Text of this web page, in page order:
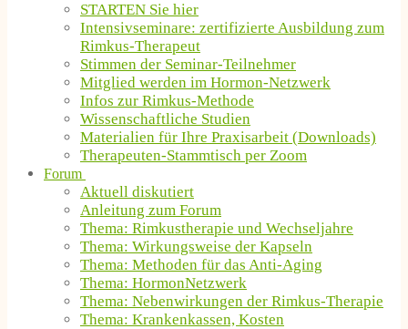
STARTEN Sie hier
Intensivseminare: zertifizierte Ausbildung zum
Rimkus-Therapeut
Stimmen der Seminar-Teilnehmer
Mitglied werden im Hormon-Netzwerk
Infos zur Rimkus-Methode
Wissenschaftliche Studien
Materialien für Ihre Praxisarbeit (Downloads)
Therapeuten-Stammtisch per Zoom
Forum
Aktuell diskutiert
Anleitung zum Forum
Thema: Rimkustherapie und Wechseljahre
Thema: Wirkungsweise der Kapseln
Thema: Methoden für das Anti-Aging
Thema: HormonNetzwerk
Thema: Nebenwirkungen der Rimkus-Therapie
Thema: Krankenkassen, Kosten